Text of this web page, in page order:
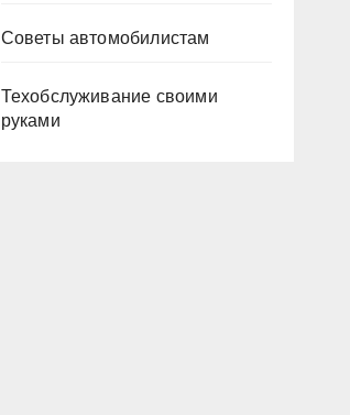
Советы автомобилистам
Техобслуживание своими
руками